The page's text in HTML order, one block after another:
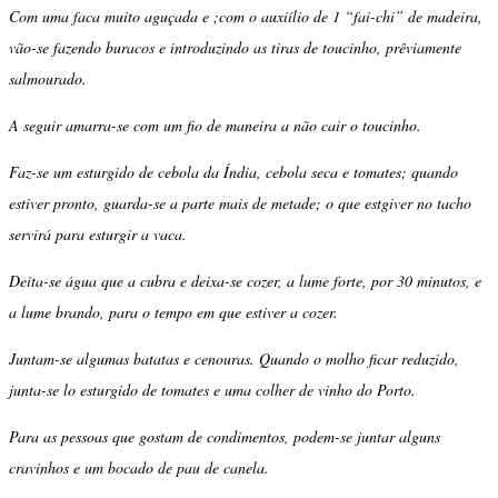
Com uma faca muito aguçada e ;com o auxiílio de 1 “fai-chi” de madeira,
vão-se fazendo buracos e introduzindo as tiras de toucinho, prêviamente
salmourado.
A seguir amarra-se com um fio de maneira a não cair o toucinho.
Faz-se um esturgido de cebola da Índia, cebola seca e tomates; quando
estiver pronto, guarda-se a parte mais de metade; o que estgiver no tacho
servirá para esturgir a vaca.
Deita-se água que a cubra e deixa-se cozer, a lume forte, por 30 minutos, e
a lume brando, para o tempo em que estiver a cozer.
Juntam-se algumas batatas e cenouras. Quando o molho ficar reduzido,
junta-se lo esturgido de tomates e uma colher de vinho do Porto.
Para as pessoas que gostam de condimentos, podem-se juntar alguns
cravinhos e um bocado de pau de canela.